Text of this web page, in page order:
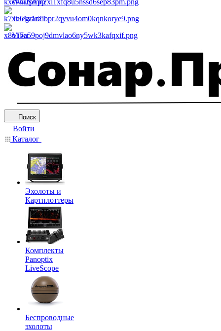
WhatsApp
Telegram
Viber
Поиск
Войти
Каталог
Эхолоты и
Картплоттеры
Комплекты
Panoptix
LiveScope
Беспроводные
эхолоты